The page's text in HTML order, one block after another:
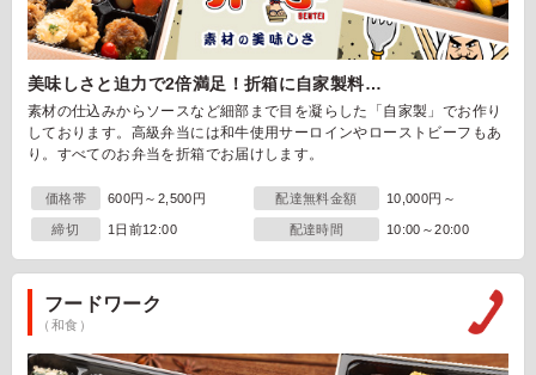
美味しさと迫力で2倍満足！折箱に自家製料…
素材の仕込みからソースなど細部まで目を凝らした「自家製」でお作り
しております。高級弁当には和牛使用サーロインやローストビーフもあ
り。すべてのお弁当を折箱でお届けします。
価格帯 600円～2,500円 配達無料金額 10,000円～
締切 1日前12:00 配達時間 10:00～20:00
フードワーク
（和食）